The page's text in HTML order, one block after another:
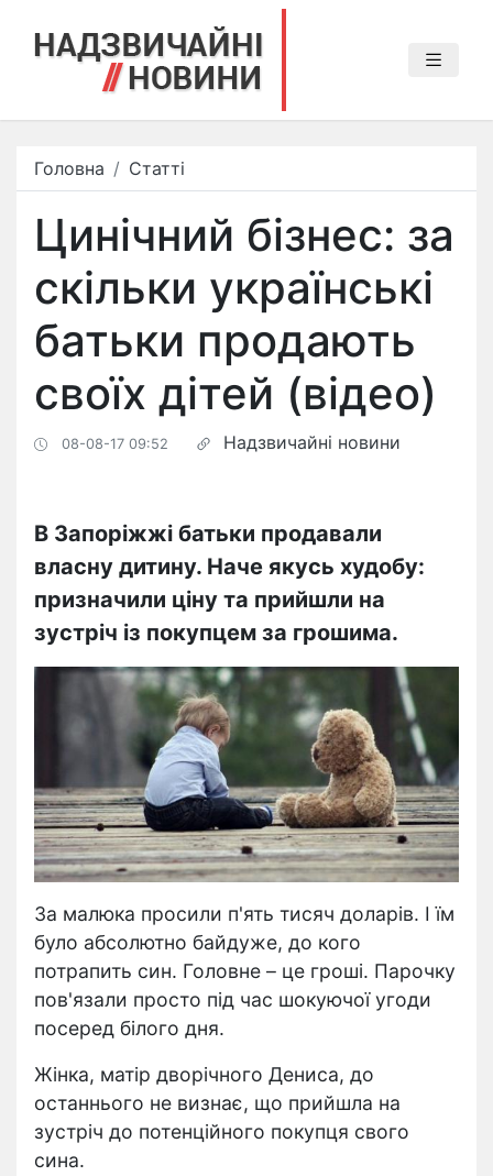
Головна Статті
​Цинічний бізнес: за
скільки українські
батьки продають
своїх дітей (відео)
08-08-17 09:52 Надзвичайні новини
В Запоріжжі батьки продавали
власну дитину. Наче якусь худобу:
призначили ціну та прийшли на
зустріч із покупцем за грошима.
За малюка просили п'ять тисяч доларів. І їм
було абсолютно байдуже, до кого
потрапить син. Головне – це гроші. Парочку
пов'язали просто під час шокуючої угоди
посеред білого дня.
Жінка, матір дворічного Дениса, до
останнього не визнає, що прийшла на
зустріч до потенційного покупця свого
сина.